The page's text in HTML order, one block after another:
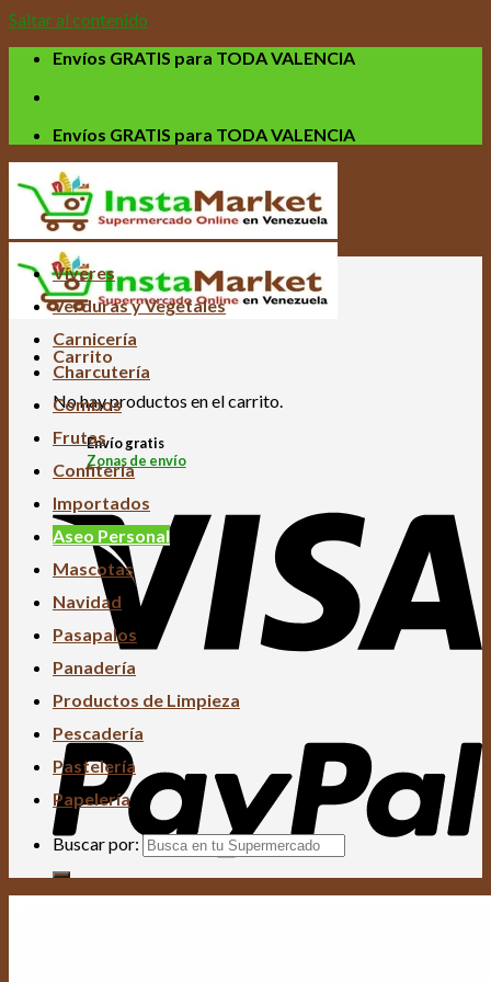
Saltar al contenido
Envíos GRATIS para TODA VALENCIA
Envíos GRATIS para TODA VALENCIA
Carrito
No hay productos en el carrito.
Envío gratis
Zonas de envío
Víveres
Verduras y Vegetales
Carnicería
Charcutería
Combos
Frutas
Confitería
Importados
Aseo Personal
Mascotas
Navidad
Pasapalos
Panadería
Productos de Limpieza
Pescadería
Pastelería
Papelería
Buscar por: